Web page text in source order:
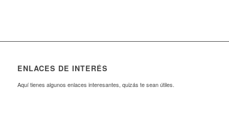
ENLACES DE INTERÉS
Aquí tienes algunos enlaces interesantes, quizás te sean útiles.